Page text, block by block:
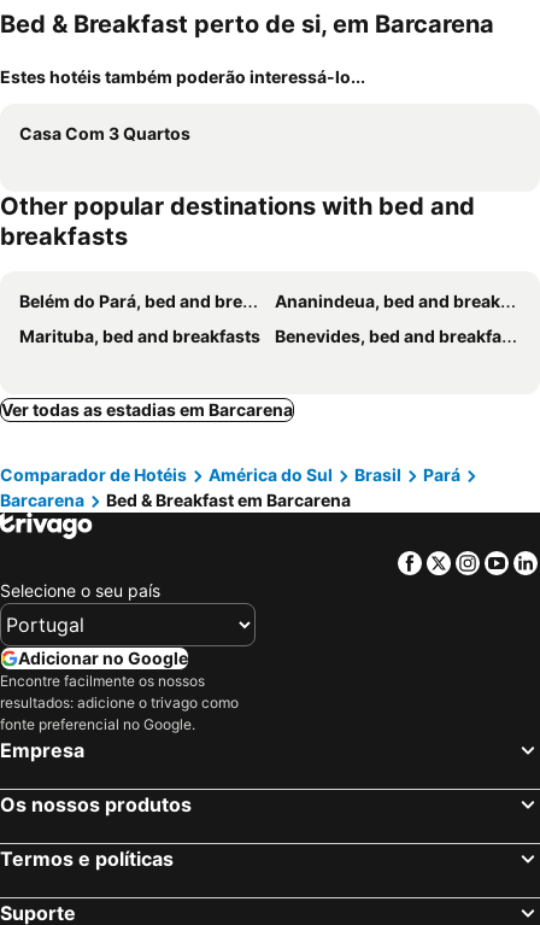
Bed & Breakfast perto de si, em Barcarena
Estes hotéis também poderão interessá-lo...
Casa Com 3 Quartos
Other popular destinations with bed and
breakfasts
Belém do Pará, bed and breakfasts
Ananindeua, bed and breakfasts
Marituba, bed and breakfasts
Benevides, bed and breakfasts
Ver todas as estadias em Barcarena
Comparador de Hotéis América do Sul Brasil
Pará
Barcarena
Bed & Breakfast em Barcarena
Facebook
Twitter
Selecione o seu país
Adicionar no Google
Encontre facilmente os nossos
resultados: adicione o trivago como
fonte preferencial no Google.
Empresa
Os nossos produtos
Termos e políticas
Suporte